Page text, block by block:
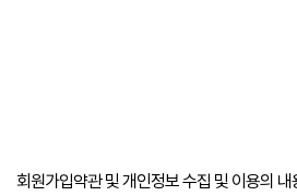
회원가입약관 및 개인정보 수집 및 이용의 내